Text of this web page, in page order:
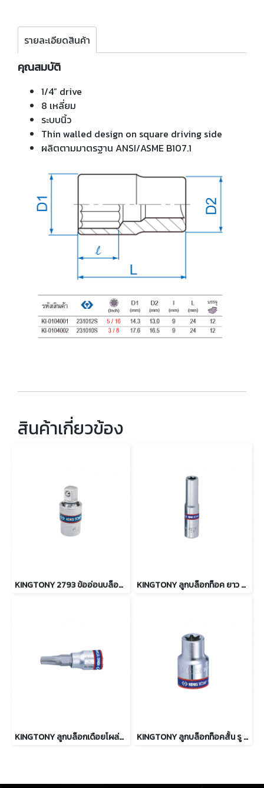
รายละเอียดสินค้า
คุณสมบัติ
1/4” drive
8 เหลี่ยม
ระบบนิ้ว
Thin walled design on square driving side
ผลิตตามมาตรฐาน ANSI/ASME B107.1
สินค้าเกี่ยวข้อง
KINGTONY 2793 ข้ออ่อนบล็อกหัวบอล 1/4 นิ้ว KINGTONY ลูกบล็อกท็อค ยาว รู 1/4” ขนาด E4 ถึง E8
KINGTONY ลูกบล็อกเดือยโผล่ท็อคสั้น รู 1/4” ขนาด T8 ถึง T40 KINGTONY ลูกบล็อกท็อคสั้น รู 1/4” ขนาด E4 ถึง E8